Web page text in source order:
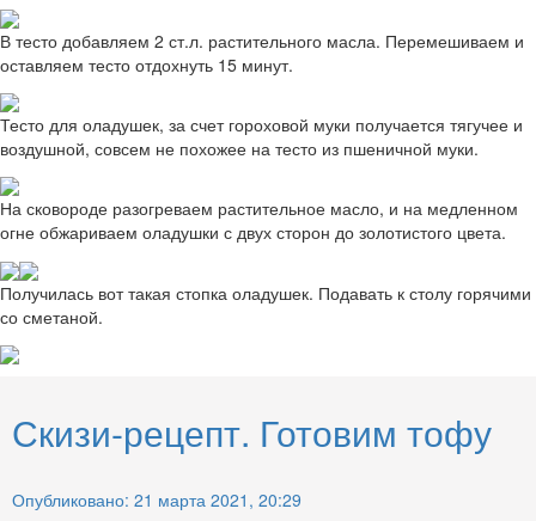
В тесто добавляем 2 ст.л. растительного масла. Перемешиваем и
оставляем тесто отдохнуть 15 минут.
Тесто для оладушек, за счет гороховой муки получается тягучее и
воздушной, совсем не похожее на тесто из пшеничной муки.
На сковороде разогреваем растительное масло, и на медленном
огне обжариваем оладушки с двух сторон до золотистого цвета.
Получилась вот такая стопка оладушек. Подавать к столу горячими
со сметаной.
Скизи-рецепт. Готовим тофу
Опубликовано: 21 марта 2021, 20:29